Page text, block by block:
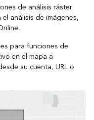
de análisis ráster
análisis de imágenes,
para funciones de
en el mapa a
su cuenta, URL o